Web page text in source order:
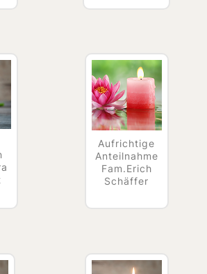
Aufrichtige
Anteilnahme
Fam.Erich
Schäffer